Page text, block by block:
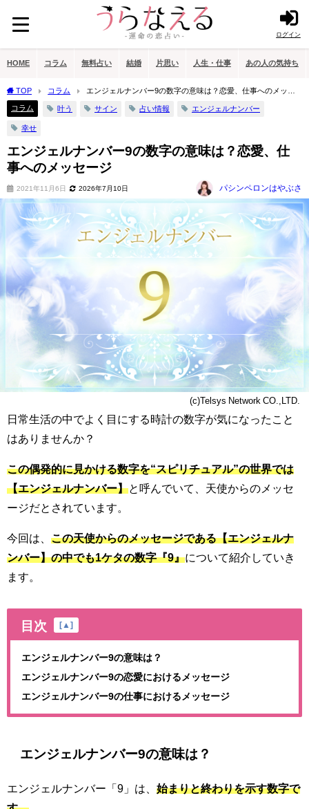
ログイン
HOME コラム 無料占い 結婚 片思い 人生・仕事 あの人の気持ち
TOP コラム
エンジェルナンバー9の数字の意味は？恋愛、仕事へのメッセ
ージ
コラム 叶う サイン 占い情報 エンジェルナンバー
幸せ
エンジェルナンバー9の数字の意味は？恋愛、仕
事へのメッセージ
2021年11月6日 2026年7月10日 パシンペロンはやぶさ
(c)Telsys Network CO.,LTD.
日常生活の中でよく目にする時計の数字が気になったこと
はありませんか？
この偶発的に見かける数字を“スピリチュアル”の世界では
【エンジェルナンバー】と呼んでいて、天使からのメッセ
ージだとされています。
今回は、 この天使からのメッセージである【エンジェルナ
ンバー】の中でも1ケタの数字『9』について紹介していき
ます。
目次 ▲
エンジェルナンバー9の意味は？
エンジェルナンバー9の恋愛におけるメッセージ
エンジェルナンバー9の仕事におけるメッセージ
エンジェルナンバー9の意味は？
エンジェルナンバー「9」は、 始まりと終わりを示す数字で